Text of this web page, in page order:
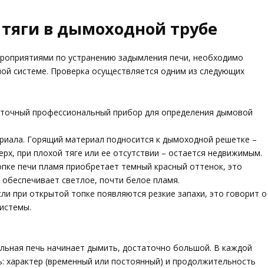
в дымоходной трубе
по устранению задымления печи, необходимо
системе. Проверка осуществляется одним из следующих
профессиональный прибор для определения дымовой
Горящий материал подносится к дымоходной решетке –
при плохой тяге или ее отсутствии – остается недвижимым.
печи пламя приобретает темный красный оттенок, это
светлое, почти белое пламя.
при открытой топке появляются резкие запахи, это говорит о
печь начинает дымить, достаточно большой. В каждой
характер (временный или постоянный) и продолжительность